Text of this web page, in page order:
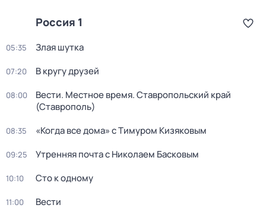
Россия 1
05:35 Злая шутка
07:20 В кругу друзей
08:00
Вести. Местное время. Ставропольский край
(Ставрополь)
08:35 «Когда все дома» с Тимуром Кизяковым
09:25 Утренняя почта с Николаем Басковым
10:10 Сто к одному
11:00 Вести